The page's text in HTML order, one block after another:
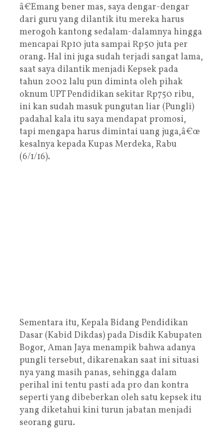
â€Emang bener mas, saya dengar-dengar
dari guru yang dilantik itu mereka harus
merogoh kantong sedalam-dalamnya hingga
mencapai Rp10 juta sampai Rp50 juta per
orang. Hal ini juga sudah terjadi sangat lama,
saat saya dilantik menjadi Kepsek pada
tahun 2002 lalu pun diminta oleh pihak
oknum UPT Pendidikan sekitar Rp750 ribu,
ini kan sudah masuk pungutan liar (Pungli)
padahal kala itu saya mendapat promosi,
tapi mengapa harus dimintai uang juga,â€œ
kesalnya kepada Kupas Merdeka, Rabu
(6/1/16).
Sementara itu, Kepala Bidang Pendidikan
Dasar (Kabid Dikdas) pada Disdik Kabupaten
Bogor, Aman Jaya menampik bahwa adanya
pungli tersebut, dikarenakan saat ini situasi
nya yang masih panas, sehingga dalam
perihal ini tentu pasti ada pro dan kontra
seperti yang dibeberkan oleh satu kepsek itu
yang diketahui kini turun jabatan menjadi
seorang guru.